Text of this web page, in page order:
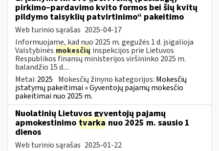
pirkimo–pardavimo kvito formos bei šių kvitų
pildymo taisyklių patvirtinimo“ pakeitimo
Web turinio sąrašas 2025-04-17
Informuojame, kad nuo 2025 m. gegužės 1 d. įsigalioja
Valstybinės mokesčių inspekcijos prie Lietuvos
Respublikos finansų ministerijos viršininko 2025 m.
balandžio 15 d....
Metai: 2025 Mokesčių žinyno kategorijos: Mokesčių
įstatymų pakeitimai » Gyventojų pajamų mokesčio
pakeitimai nuo 2025 m.
Nuolatinių Lietuvos gyventojų pajamų
apmokestinimo tvarka nuo 2025 m. sausio 1
dienos
Web turinio sąrašas 2025-01-22